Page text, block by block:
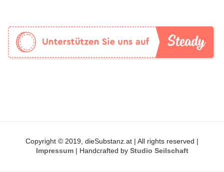
Copyright © 2019, dieSubstanz.at | All rights reserved |
Impressum| Handcrafted by Studio Seilschaft